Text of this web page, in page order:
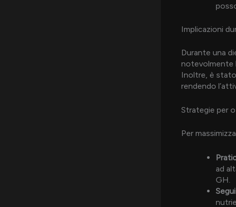
Implicazioni
Durante una
notevolmente
Inoltre, è
rendendo
Strategie per
Per
ad
GH.